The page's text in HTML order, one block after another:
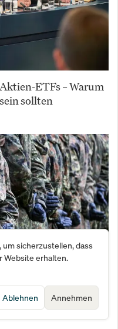
ETFs – Warum
sollten
Fachkräftemangel:
Beben
sicherzustellen, dass
Website erhalten.
Annehmen
Ablehnen